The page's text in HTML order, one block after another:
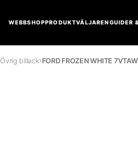
WEBBSHOPPRODUKTVÄLJARENGUIDER
Övrig billack FORD FROZEN WHITE